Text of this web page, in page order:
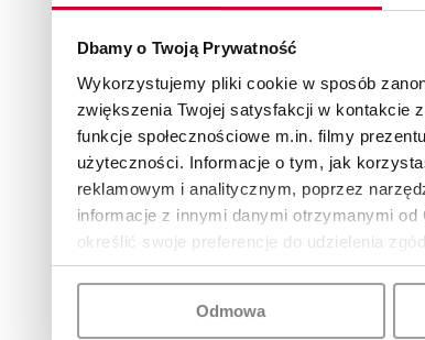
Dbamy o Twoją Prywatność
Wykorzystujemy pliki cookie w sposób
zwiększenia Twojej satysfakcji w kontakcie
funkcje społecznościowe m.in. filmy
użyteczności. Informacje o tym, jak
reklamowym i analitycznym, poprzez
informacje z innymi danymi otrzymanymi
określić swoje preferencje do udzielenia
Odmowa